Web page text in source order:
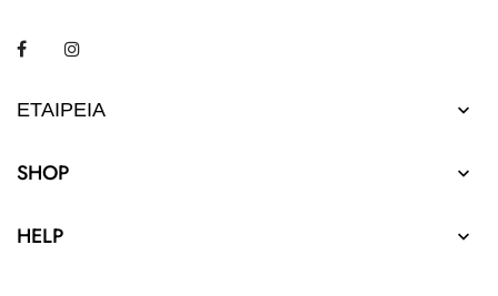
Facebook
ΕΤΑΙΡΕΊΑ 
SHOP 
HELP 